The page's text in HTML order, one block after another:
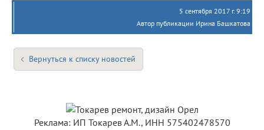
5 сентября 2017 г. 9:19
Автор публикации Ирина Башкатова
Вернуться к списку новостей
Реклама: ИП Токарев А.М., ИНН 575402478570